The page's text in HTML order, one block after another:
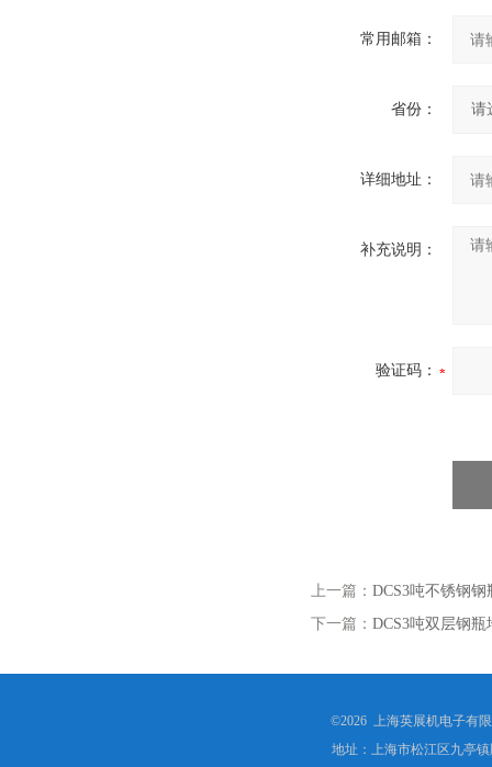
常用邮箱：
省份：
详细地址：
补充说明：
验证码：
上一篇： DCS3吨不锈钢
下一篇： DCS3吨双层钢
©2026 上海英展机电子有
地址：上海市松江区九亭镇